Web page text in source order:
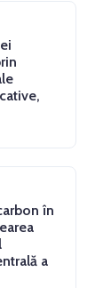
în
a